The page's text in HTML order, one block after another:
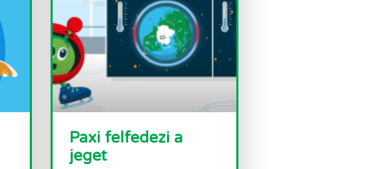
Paxi felfedezi a
jeget